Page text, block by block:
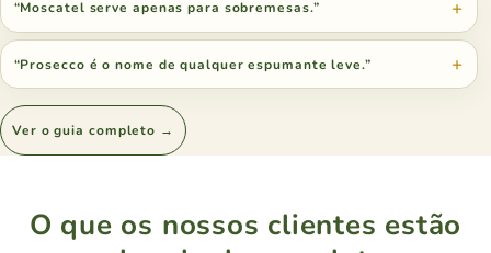
“Moscatel serve apenas para sobremesas.”
“Prosecco é o nome de qualquer espumante leve.”
Ver o guia completo →
O que os nossos clientes estão